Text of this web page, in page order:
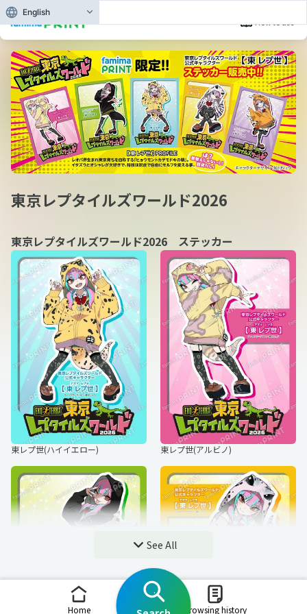
How to use
Home Browsing history
東京レプタイルズワールド2026
東京レプタイルズワールド2026 ステッカー
東レプ世(ハイイエロー) 東レプ世(アルビノ)
See All
English